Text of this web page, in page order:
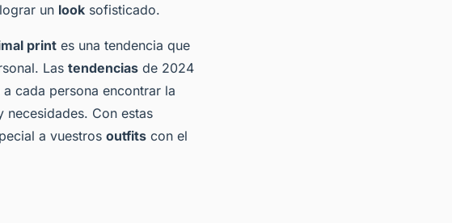
un look sofisticado.
print es una tendencia que
Las tendencias de 2024
cada persona encontrar la
necesidades. Con estas
a vuestros outfits con el